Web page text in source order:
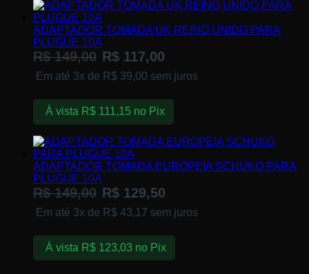
ADAPTADOR TOMADA UK REINO UNIDO PARA
PLUGUE 10A
R$149,00 R$ 117,00
Em até 3x de R$ 39,00 sem juros
À vista R$111,15 no Pix
ADAPTADOR TOMADA EUROPEIA SCHUKO PARA
PLUGUE 10A
R$149,00 R$ 129,50
Em até 3x de R$ 43,17 sem juros
À vista R$123,03 no Pix